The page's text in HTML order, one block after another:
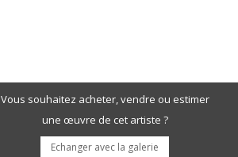
Vous souhaitez acheter, vendre ou estimer
une œuvre de cet artiste ?
Echanger avec la galerie